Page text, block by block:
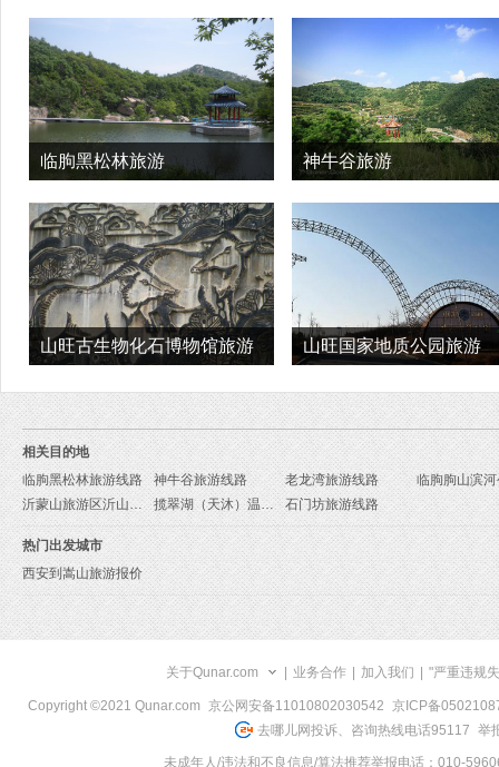
临朐黑松林旅游 神牛谷旅游
山旺古生物化石博物馆旅游 山旺国家地质公园旅游
相关目的地
临朐黑松林旅游线路
神牛谷旅游线路
老龙湾旅游线路
沂蒙山旅游区沂山景区旅游线路
揽翠湖（天沐）温泉度假村旅游线路 石门坊旅游线路
热门出发城市
西安到嵩山旅游报价
关于Qunar.com 业务合作 加入我们 "严重违规
Copyright ©2021 Qunar.com 京公网安备11010802030542
京ICP备
去哪儿网投诉、咨询热线电话95117 举
未成年人/违法和不良信息/算法推荐举报电话：010-